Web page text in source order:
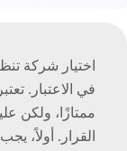
اختيار شركة
في الاعتبار.
ممتازًا، ولكن
القرار. أولاً،